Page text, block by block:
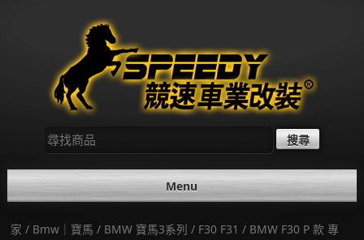
尋
找：
Menu
家 / Bmw｜寶馬 / BMW 寶馬3系列 / F30 F31 / BMW F30 P 款 專